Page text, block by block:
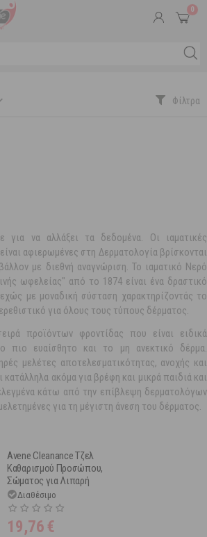
0
για να αλλάξει τα δεδομένα. Οι ιαματικές
αφιερωμένες στη Δερματολογία βρίσκονται
με διεθνή αναγνώριση. Το ιαματικό Νερό
ωφελείας" από το 1874 είναι ένα δραστικό
με μοναδική σύσταση χαρακτηρίζοντάς το
για όλους τους τύπους δέρματος.
προϊόντων φροντίδας που είναι ειδικά
πιο ευαίσθητο και το μη ανεκτικό δέρμα.
μελέτες αποτελεσματικότητας, ανοχής και
κατάλληλα ακόμα για βρέφη και μικρά παιδιά και
κάτω από την επίβλεψη δερματολόγων
για τη μέγιστη άνεση του δέρματος.
Avene Cleanance Τζελ
Καθαρισμού Προσώπου,
Σώματος για Λιπαρή
Επιδερμίδα με Ατέλειες 400
ml
Διαθέσιμο
19,76 €